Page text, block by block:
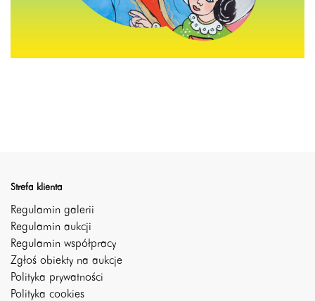
Strefa klienta
Regulamin galerii
Regulamin aukcji
Regulamin współpracy
Zgłoś obiekty na aukcje
Polityka prywatności
Polityka cookies